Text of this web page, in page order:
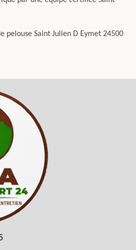
pelouse Saint Julien D Eymet 24500